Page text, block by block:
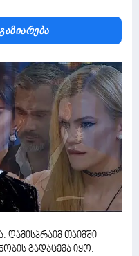
ღამისპრაიმ თაიმში
გადაცემა იყო.